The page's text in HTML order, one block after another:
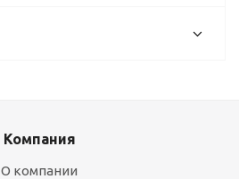
Компания
О компании